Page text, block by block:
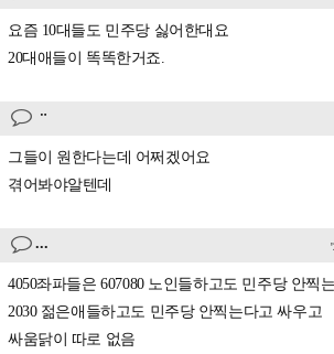
요즘 10대들도 민주당 싫어한대요
20대애들이 똑똑한거죠.
ᆢ
그들이 원한다는데 어쩌겠어요
겪어봐야알텐데
...
4050좌파들은 607080 노인들하고도 민주당 안찍
2030 젊은애들하고도 민주당 안찍는다고 싸우고
싸움닭이 따로 없음